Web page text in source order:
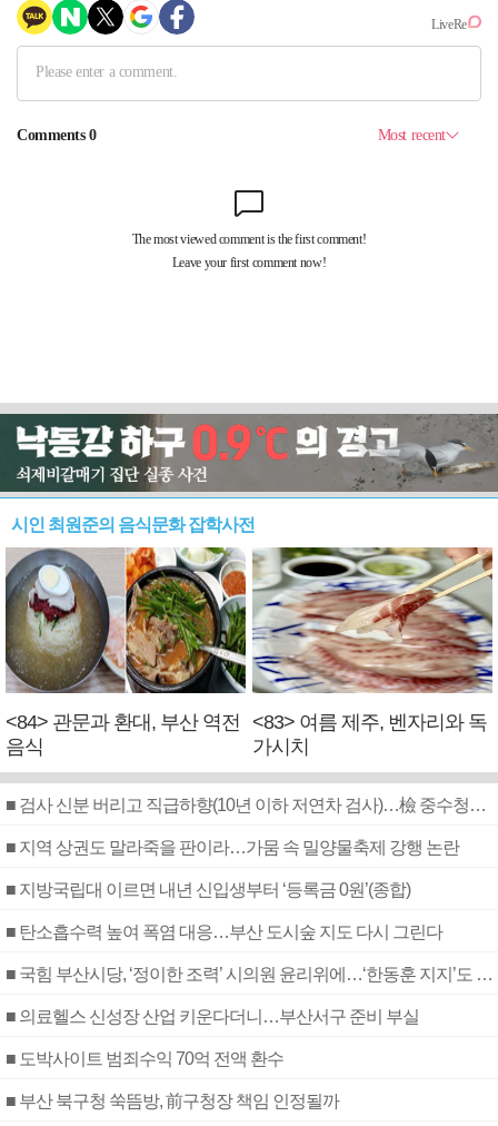
시인 최원준의 음식문화 잡학사전
<84> 관문과 환대, 부산 역전
음식
<83> 여름 제주, 벤자리와 독
가시치
■ 검사 신분 버리고 직급하향(10년 이하 저연차 검사)…檢 중수청행 기피
■ 지역 상권도 말라죽을 판이라…가뭄 속 밀양물축제 강행 논란
■ 지방국립대 이르면 내년 신입생부터 ‘등록금 0원’(종합)
■ 탄소흡수력 높여 폭염 대응…부산 도시숲 지도 다시 그린다
■ 국힘 부산시당, ‘정이한 조력’ 시의원 윤리위에…‘한동훈 지지’도 신고접수
■ 의료헬스 신성장 산업 키운다더니…부산서구 준비 부실
■ 도박사이트 범죄수익 70억 전액 환수
■ 부산 북구청 쑥뜸방, 前구청장 책임 인정될까